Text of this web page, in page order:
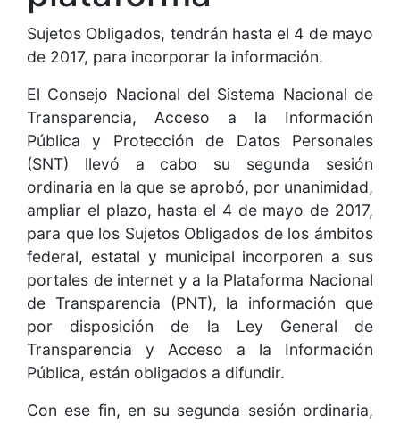
Sujetos Obligados, tendrán hasta el 4 de mayo
de 2017, para incorporar la información.
El Consejo Nacional del Sistema Nacional de
Transparencia, Acceso a la Información
Pública y Protección de Datos Personales
(SNT) llevó a cabo su segunda sesión
ordinaria en la que se aprobó, por unanimidad,
ampliar el plazo, hasta el 4 de mayo de 2017,
para que los Sujetos Obligados de los ámbitos
federal, estatal y municipal incorporen a sus
portales de internet y a la Plataforma Nacional
de Transparencia (PNT), la información que
por disposición de la Ley General de
Transparencia y Acceso a la Información
Pública, están obligados a difundir.
Con ese fin, en su segunda sesión ordinaria,